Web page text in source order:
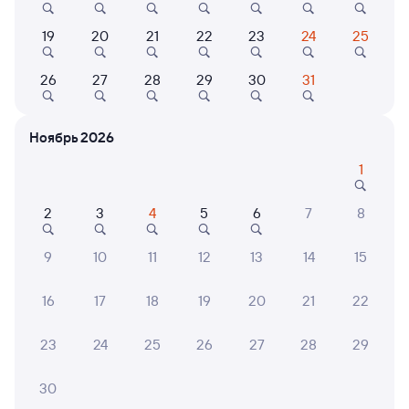
Выбор любимых мест на схемах вагонов
Подробные ответы на вопросы о поездке или
покупке
Частые вопросы
Что нужно, чтобы сесть в поезд?
Как поменять билет на другую дату или
на другой поезд?
Как вернуть билет?
пассажира?
19 20 21 22 23 24 25
26 27 28 29 30 31
Ноябрь 2026
1
2 3 4 5 6 7 8
9 10 11 12 13 14 15
16 17 18 19 20 21 22
23 24 25 26 27 28 29
30